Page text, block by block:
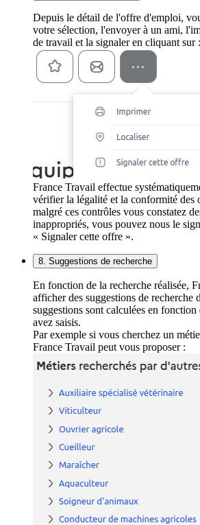
Depuis le détail de l'offre d'emploi,
votre sélection, l'envoyer à un ami,
de travail et la signaler en cliquant sur :
France Travail effectue
vérifier la légalité et la conformité des
malgré ces contrôles vous constatez
inappropriés, vous pouvez nous le
« Signaler cette offre ».
8. Suggestions de recherche
En fonction de la recherche réalisée,
afficher des suggestions de recherche
suggestions sont calculées en fonction
avez saisis.
Par exemple si vous cherchez un
France Travail peut vous proposer :